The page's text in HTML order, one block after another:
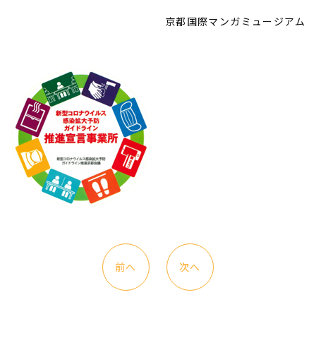
京都国際マンガミュージアム
前へ 次へ